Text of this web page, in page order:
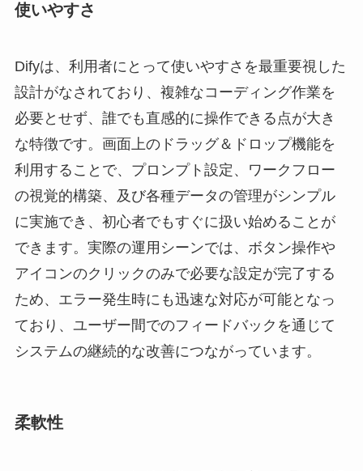
使いやすさ
Difyは、利用者にとって使いやすさを最重要視した
設計がなされており、複雑なコーディング作業を
必要とせず、誰でも直感的に操作できる点が大き
な特徴です。画面上のドラッグ＆ドロップ機能を
利用することで、プロンプト設定、ワークフロー
の視覚的構築、及び各種データの管理がシンプル
に実施でき、初心者でもすぐに扱い始めることが
できます。実際の運用シーンでは、ボタン操作や
アイコンのクリックのみで必要な設定が完了する
ため、エラー発生時にも迅速な対応が可能となっ
ており、ユーザー間でのフィードバックを通じて
システムの継続的な改善につながっています。
柔軟性